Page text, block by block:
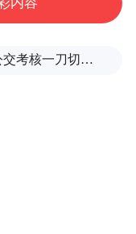
公交考核一刀切司机不敢开空调：别把压力转嫁一线员工